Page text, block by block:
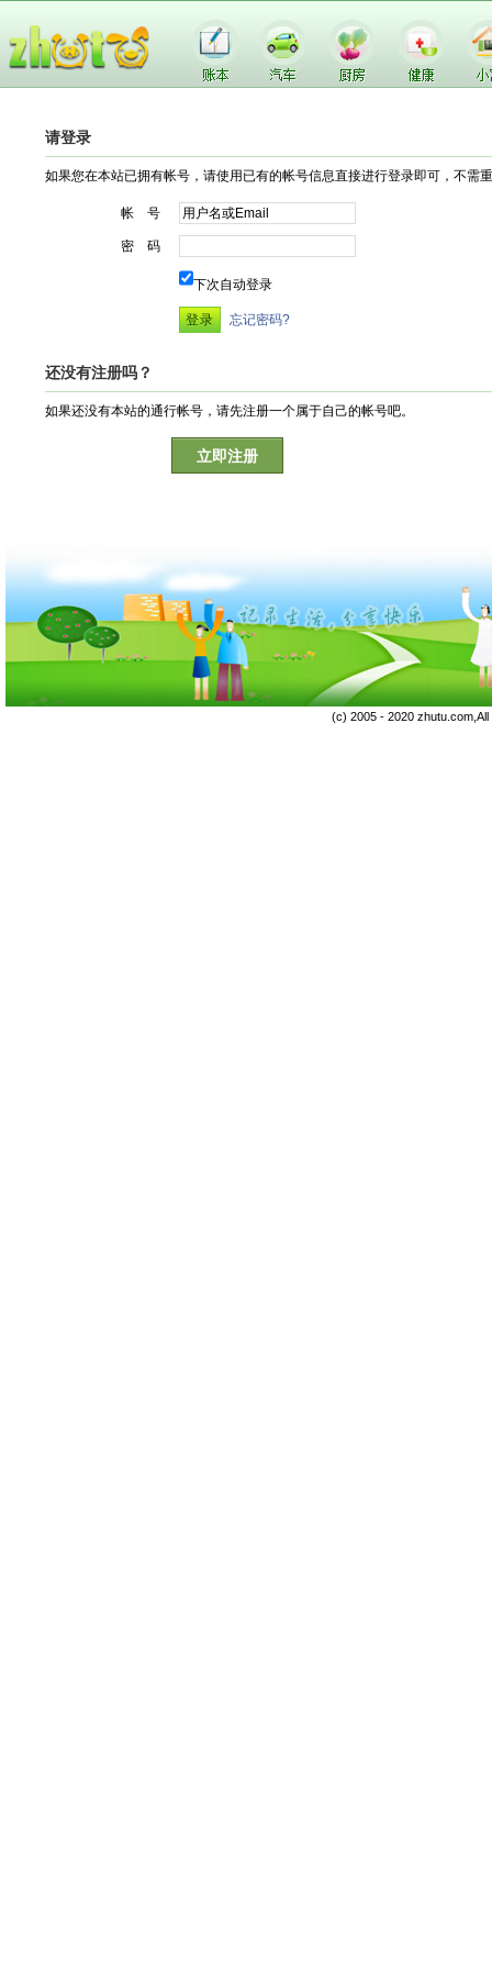
请登录
如果您在本站已拥有帐号，请使用已有的帐号信息直接进行登录即可，不需
帐 号
密 码
下次自动登录
忘记密码?
还没有注册吗？
如果还没有本站的通行帐号，请先注册一个属于自己的帐号吧。
立即注册
(c) 2005 - 2020